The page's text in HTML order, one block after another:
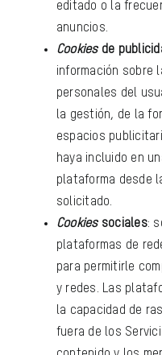
editado o la
anuncios.
Cookies de
información sobre
personales del
la gestión, de la
espacios
haya incluido en
plataforma desde
solicitado.
Cookies sociales:
plataformas de
para permitirle
y redes. Las
la capacidad de
fuera de los